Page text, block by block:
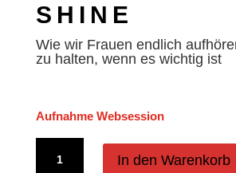
SHINE
Wie wir Frauen endlich
zu halten, wenn es wichtig ist
Aufnahme Websession
Websession:
In den Warenkorb